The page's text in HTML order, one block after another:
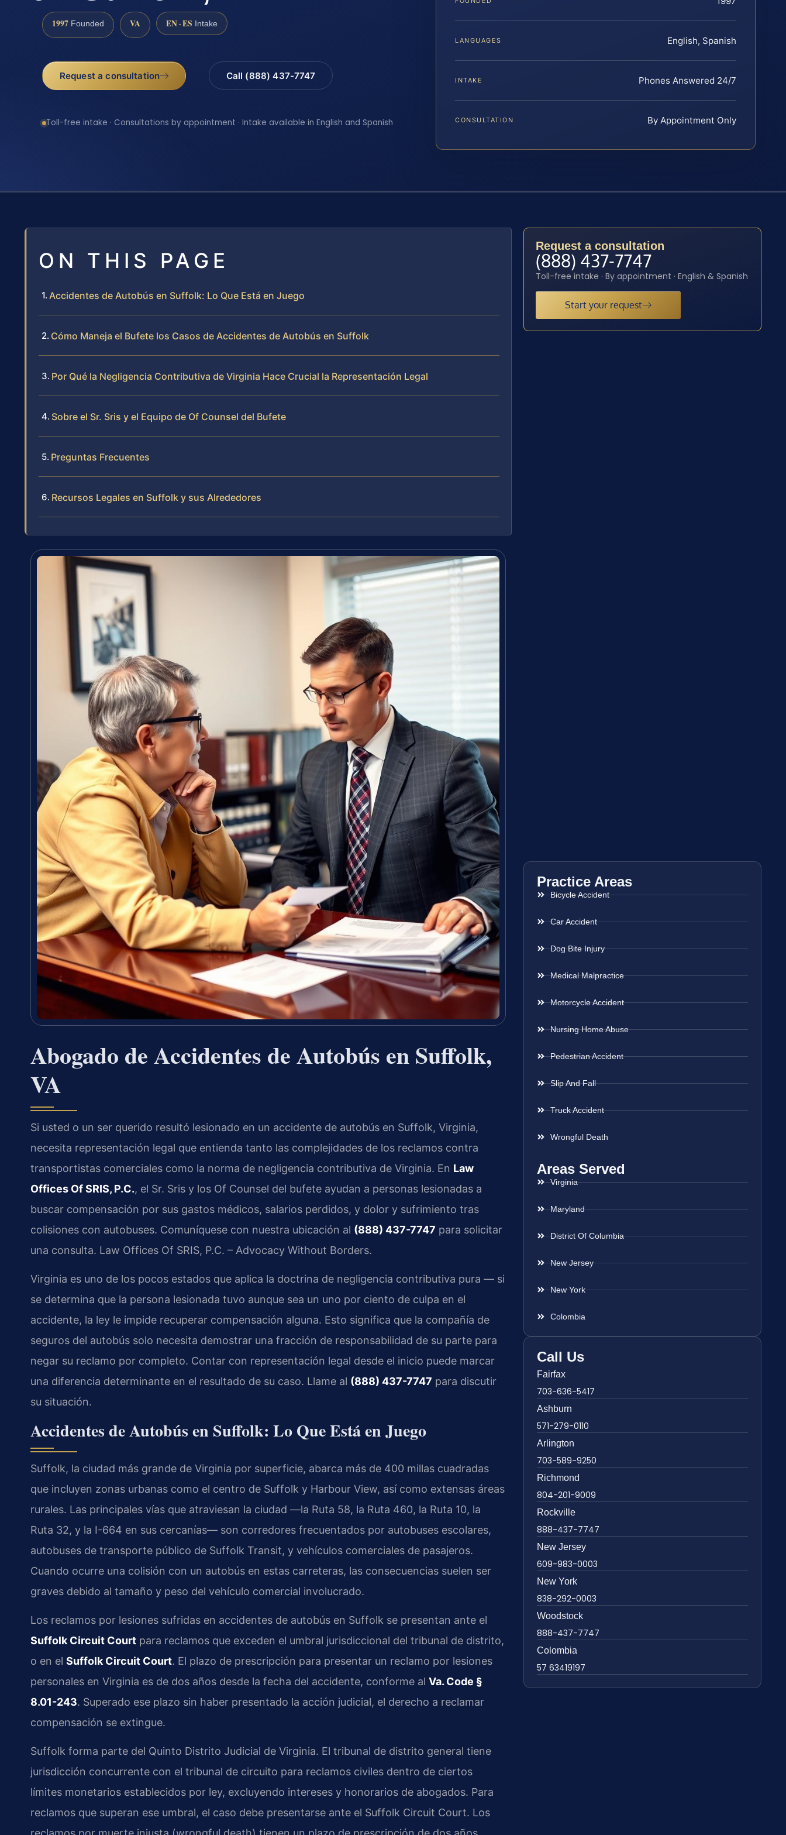
1997 Founded VA EN · ES Intake
Request a consultation Call (888) 437-7747
Toll-free intake · Consultations by appointment · Intake available in English and Spanish
LANGUAGES English, Spanish
INTAKE Phones Answered 24/7
CONSULTATION By Appointment Only
ON THIS PAGE
Accidentes de Autobús en Suffolk: Lo Que Está en Juego
Cómo Maneja el Bufete los Casos de Accidentes de Autobús en Suffolk
Por Qué la Negligencia Contributiva de Virginia Hace Crucial la Representación Legal
Sobre el Sr. Sris y el Equipo de Of Counsel del Bufete
Preguntas Frecuentes
Recursos Legales en Suffolk y sus Alrededores
Abogado de Accidentes de Autobús en Suffolk,
VA
Si usted o un ser querido resultó lesionado en un accidente de autobús en Suffolk, Virginia,
necesita representación legal que entienda tanto las complejidades de los reclamos contra
transportistas comerciales como la norma de negligencia contributiva de Virginia. En Law
Offices Of SRIS, P.C., el Sr. Sris y los Of Counsel del bufete ayudan a personas lesionadas a
buscar compensación por sus gastos médicos, salarios perdidos, y dolor y sufrimiento tras
colisiones con autobuses. Comuníquese con nuestra ubicación al (888) 437-7747 para solicitar
una consulta. Law Offices Of SRIS, P.C. – Advocacy Without Borders.
Virginia es uno de los pocos estados que aplica la doctrina de negligencia contributiva pura — si
se determina que la persona lesionada tuvo aunque sea un uno por ciento de culpa en el
accidente, la ley le impide recuperar compensación alguna. Esto significa que la compañía de
seguros del autobús solo necesita demostrar una fracción de responsabilidad de su parte para
negar su reclamo por completo. Contar con representación legal desde el inicio puede marcar
una diferencia determinante en el resultado de su caso. Llame al (888) 437-7747 para discutir
su situación.
Accidentes de Autobús en Suffolk: Lo Que Está en Juego
Suffolk, la ciudad más grande de Virginia por superficie, abarca más de 400 millas cuadradas
que incluyen zonas urbanas como el centro de Suffolk y Harbour View, así como extensas áreas
rurales. Las principales vías que atraviesan la ciudad —la Ruta 58, la Ruta 460, la Ruta 10, la
Ruta 32, y la I-664 en sus cercanías— son corredores frecuentados por autobuses escolares,
autobuses de transporte público de Suffolk Transit, y vehículos comerciales de pasajeros.
Cuando ocurre una colisión con un autobús en estas carreteras, las consecuencias suelen ser
graves debido al tamaño y peso del vehículo comercial involucrado.
Los reclamos por lesiones sufridas en accidentes de autobús en Suffolk se presentan ante el
Suffolk Circuit Court para reclamos que exceden el umbral jurisdiccional del tribunal de distrito,
o en el Suffolk Circuit Court. El plazo de prescripción para presentar un reclamo por lesiones
personales en Virginia es de dos años desde la fecha del accidente, conforme al Va. Code §
8.01-243. Superado ese plazo sin haber presentado la acción judicial, el derecho a reclamar
compensación se extingue.
Suffolk forma parte del Quinto Distrito Judicial de Virginia. El tribunal de distrito general tiene
jurisdicción concurrente con el tribunal de circuito para reclamos civiles dentro de ciertos
límites monetarios establecidos por ley, excluyendo intereses y honorarios de abogados. Para
reclamos que superan ese umbral, el caso debe presentarse ante el Suffolk Circuit Court. Los
Request a consultation
(888) 437-7747
Toll-free intake · By appointment · English & Spanish
Start your request
Practice Areas
Bicycle Accident
Car Accident
Dog Bite Injury
Medical Malpractice
Motorcycle Accident
Nursing Home Abuse
Pedestrian Accident
Slip And Fall
Truck Accident
Wrongful Death
Areas Served
Virginia
Maryland
District Of Columbia
New Jersey
New York
Colombia
Call Us
Fairfax
703-636-5417
Ashburn
571-279-0110
Arlington
703-589-9250
Richmond
804-201-9009
Rockville
888-437-7747
New Jersey
609-983-0003
New York
838-292-0003
Woodstock
888-437-7747
Colombia
57 63419197